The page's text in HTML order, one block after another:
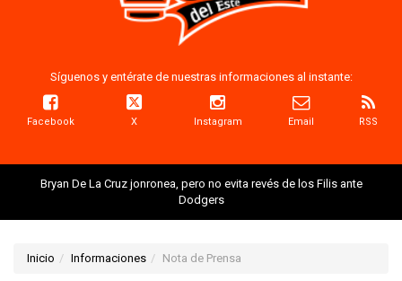
Síguenos y entérate de nuestras informaciones al instante:
Facebook X Instagram Email RSS
Bryan De La Cruz jonronea, pero no evita revés de los Filis ante
Dodgers
Inicio Informaciones Nota de Prensa